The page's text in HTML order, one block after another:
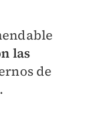
las
de